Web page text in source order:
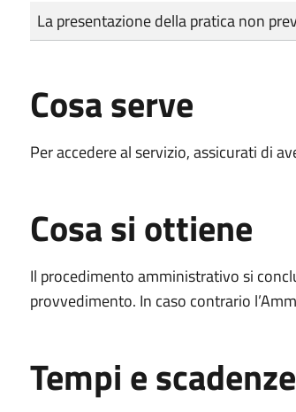
Tipo di pagamento
Importo
La presentazione della pratica non
Cosa serve
Per accedere al servizio, assicurati di
Cosa si ottiene
Il procedimento amministrativo si
provvedimento. In caso contrario
Tempi e scadenze